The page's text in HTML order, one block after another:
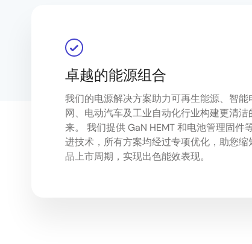
卓越的能源组合
我们的电源解决方案助力可再生能源、智能
网、电动汽车及工业自动化行业构建更清洁
来。 我们提供 GaN HEMT 和电池管理固件
进技术，所有方案均经过专项优化，助您缩
品上市周期，实现出色能效表现。